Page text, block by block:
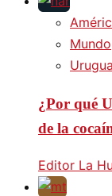
Mundo
¿Por qué
de la
Editor La